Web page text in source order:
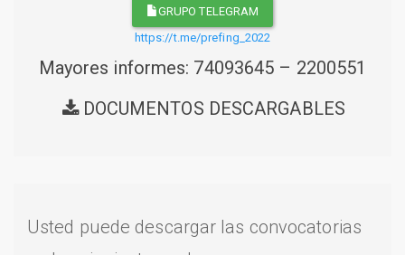
GRUPO TELEGRAM
https://t.me/prefing_2022
Mayores informes: 74093645 – 2200551
DOCUMENTOS DESCARGABLES
Usted puede descargar las convocatorias